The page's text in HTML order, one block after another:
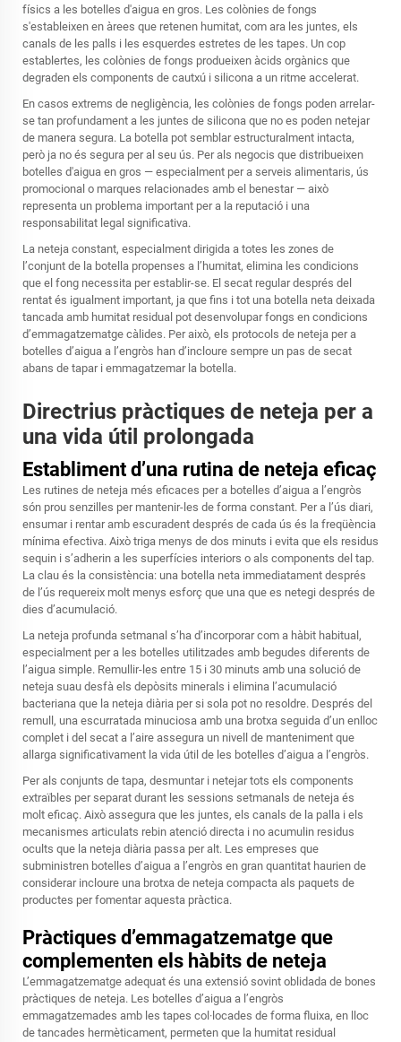
físics a les botelles d'aigua en gros. Les colònies de fongs
s'estableixen en àrees que retenen humitat, com ara les juntes, els
canals de les palls i les esquerdes estretes de les tapes. Un cop
establertes, les colònies de fongs produeixen àcids orgànics que
degraden els components de cautxú i silicona a un ritme accelerat.
En casos extrems de negligència, les colònies de fongs poden arrelar-
se tan profundament a les juntes de silicona que no es poden netejar
de manera segura. La botella pot semblar estructuralment intacta,
però ja no és segura per al seu ús. Per als negocis que distribueixen
botelles d'aigua en gros — especialment per a serveis alimentaris, ús
promocional o marques relacionades amb el benestar — això
representa un problema important per a la reputació i una
responsabilitat legal significativa.
La neteja constant, especialment dirigida a totes les zones de
l’conjunt de la botella propenses a l’humitat, elimina les condicions
que el fong necessita per establir-se. El secat regular després del
rentat és igualment important, ja que fins i tot una botella neta deixada
tancada amb humitat residual pot desenvolupar fongs en condicions
d’emmagatzematge càlides. Per això, els protocols de neteja per a
botelles d’aigua a l’engròs han d’incloure sempre un pas de secat
abans de tapar i emmagatzemar la botella.
Directrius pràctiques de neteja per a
una vida útil prolongada
Establiment d’una rutina de neteja eficaç
Les rutines de neteja més eficaces per a botelles d’aigua a l’engròs
són prou senzilles per mantenir-les de forma constant. Per a l’ús diari,
ensumar i rentar amb escuradent després de cada ús és la freqüència
mínima efectiva. Això triga menys de dos minuts i evita que els residus
sequin i s’adherin a les superfícies interiors o als components del tap.
La clau és la consistència: una botella neta immediatament després
de l’ús requereix molt menys esforç que una que es netegi després de
dies d’acumulació.
La neteja profunda setmanal s’ha d’incorporar com a hàbit habitual,
especialment per a les botelles utilitzades amb begudes diferents de
l’aigua simple. Remullir-les entre 15 i 30 minuts amb una solució de
neteja suau desfà els depòsits minerals i elimina l’acumulació
bacteriana que la neteja diària per si sola pot no resoldre. Després del
remull, una escurratada minuciosa amb una brotxa seguida d’un enlloc
complet i del secat a l’aire assegura un nivell de manteniment que
allarga significativament la vida útil de les botelles d’aigua a l’engròs.
Per als conjunts de tapa, desmuntar i netejar tots els components
extraïbles per separat durant les sessions setmanals de neteja és
molt eficaç. Això assegura que les juntes, els canals de la palla i els
mecanismes articulats rebin atenció directa i no acumulin residus
ocults que la neteja diària passa per alt. Les empreses que
subministren botelles d’aigua a l’engròs en gran quantitat haurien de
considerar incloure una brotxa de neteja compacta als paquets de
productes per fomentar aquesta pràctica.
Pràctiques d’emmagatzematge que
complementen els hàbits de neteja
L’emmagatzematge adequat és una extensió sovint oblidada de bones
pràctiques de neteja. Les botelles d’aigua a l’engròs
emmagatzemades amb les tapes col·locades de forma fluixa, en lloc
de tancades hermèticament, permeten que la humitat residual